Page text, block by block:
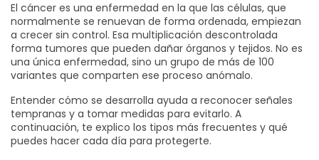
El cáncer es una enfermedad en la que las células, que
normalmente se renuevan de forma ordenada, empiezan
a crecer sin control. Esa multiplicación descontrolada
forma tumores que pueden dañar órganos y tejidos. No es
una única enfermedad, sino un grupo de más de 100
variantes que comparten ese proceso anómalo.
Entender cómo se desarrolla ayuda a reconocer señales
tempranas y a tomar medidas para evitarlo. A
continuación, te explico los tipos más frecuentes y qué
puedes hacer cada día para protegerte.